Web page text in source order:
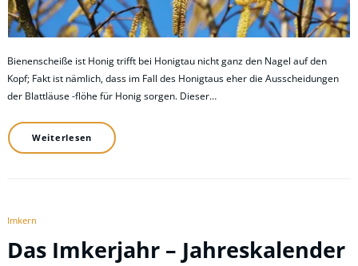
Bienenscheiße ist Honig trifft bei Honigtau nicht ganz den Nagel auf den
Kopf; Fakt ist nämlich, dass im Fall des Honigtaus eher die Ausscheidungen
der Blattläuse -flöhe für Honig sorgen. Dieser…
Weiterlesen
Imkern
Das Imkerjahr – Jahreskalender